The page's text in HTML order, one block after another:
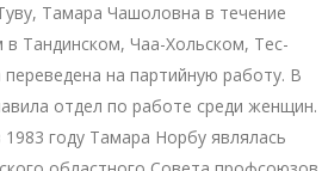
Тамара Чашоловна в течение
Тандинском, Чаа-Хольском, Тес-
на партийную работу. В
отдел по работе среди женщин.
году Тамара Норбу являлась